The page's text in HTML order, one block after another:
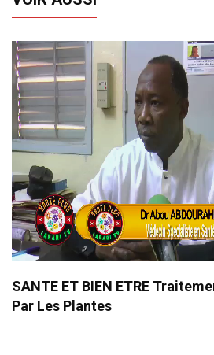
SANTE ET BIEN ETRE
Par Les Plantes